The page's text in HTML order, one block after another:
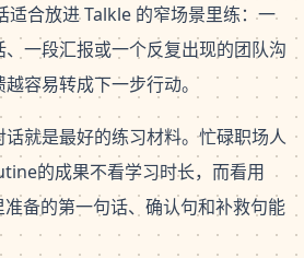
适合放进 Talkle 的窄场景里练：一
一段汇报或一个反复出现的团队沟
容易转成下一步行动。
就是最好的练习材料。忙碌职场人
的成果不看学习时长，而看用
备的第一句话、确认句和补救句能